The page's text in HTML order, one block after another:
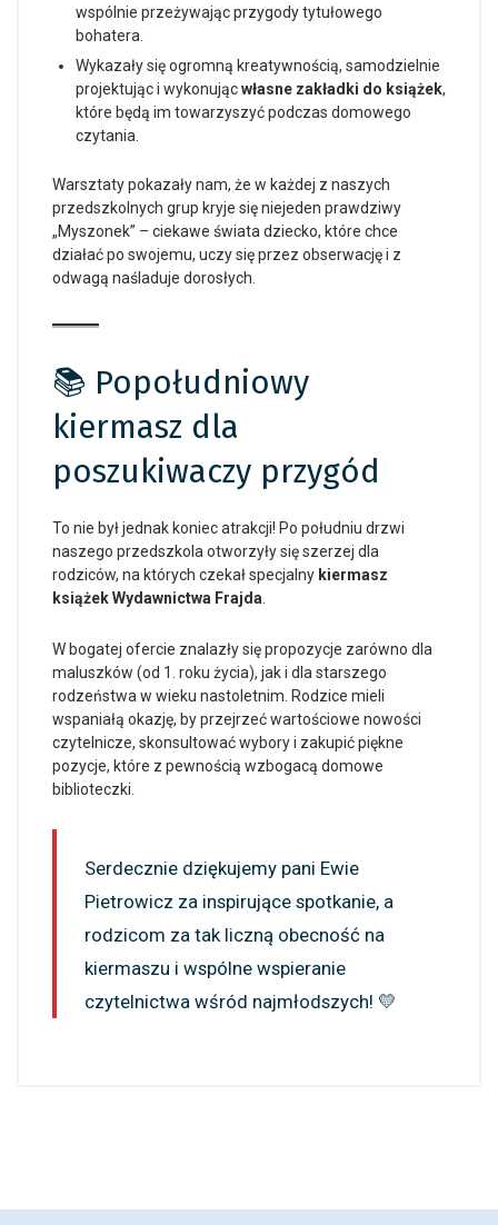
wspólnie przeżywając przygody tytułowego
bohatera.
Wykazały się ogromną kreatywnością, samodzielnie
projektując i wykonującwłasne zakładki do książek,
które będą im towarzyszyć podczas domowego
czytania.
Warsztaty pokazały nam, że w każdej z naszych
przedszkolnych grup kryje się niejeden prawdziwy
„Myszonek” – ciekawe świata dziecko, które chce
działać po swojemu, uczy się przez obserwację i z
odwagą naśladuje dorosłych.
📚 Popołudniowy
kiermasz dla
poszukiwaczy przygód
To nie był jednak koniec atrakcji! Po południu drzwi
naszego przedszkola otworzyły się szerzej dla
rodziców, na których czekał specjalny kiermasz
książek Wydawnictwa Frajda
W bogatej ofercie znalazły się propozycje zarówno dla
maluszków (od 1. roku życia), jak i dla starszego
rodzeństwa w wieku nastoletnim. Rodzice mieli
wspaniałą okazję, by przejrzeć wartościowe nowości
czytelnicze, skonsultować wybory i zakupić piękne
pozycje, które z pewnością wzbogacą domowe
biblioteczki.
Serdecznie dziękujemy pani Ewie
Pietrowicz za inspirujące spotkanie, a
rodzicom za tak liczną obecność na
kiermaszu i wspólne wspieranie
czytelnictwa wśród najmłodszych! 💛